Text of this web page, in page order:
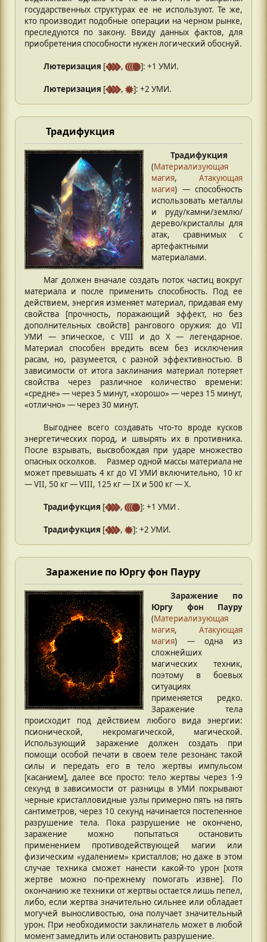
государственных структурах ее не используют. Те же,
кто производит подобные операции на черном рынке,
преследуются по закону. Ввиду данных фактов, для
приобретения способности нужен логический обоснуй.
Лютеризация [ , ]: +1 УМИ.
Лютеризация [ , ]: +2 УМИ.
Традифукция
Традифукция
(Материализующая
магия, Атакующая
магия) — способность
использовать металлы
и руду/камни/землю/
дерево/кристаллы для
атак, сравнимых с
артефактными
материалами.
Маг должен вначале создать поток частиц вокруг
материала и после применить способность. Под ее
действием, энергия изменяет материал, придавая ему
свойства [прочность, поражающий эффект, но без
дополнительных свойств] рангового оружия: до VII
УМИ — эпическое, с VIII и до X — легендарное.
Материал способен вредить всем без исключения
расам, но, разумеется, с разной эффективностью. В
зависимости от итога заклинания материал потеряет
свойства через различное количество времени:
«средне» — через 5 минут, «хорошо» — через 15 минут,
«отлично» — через 30 минут.
Выгоднее всего создавать что-то вроде кусков
энергетических пород, и швырять их в противника.
После взрывать, высвобождая при ударе множество
опасных осколков. ⠀ Размер одной массы материала не
может превышать 4 кг до VI УМИ включительно, 10 кг
— VII, 50 кг — VIII, 125 кг — IX и 500 кг — X.
Традифукция [ , ]: +1 УМИ .
Традифукция [ , ]: +2 УМИ.
Заражение по Юргу фон Пауру
Заражение по
Юргу фон Пауру
(Материализующая
магия, Атакующая
магия) — одна из
сложнейших
магических техник,
поэтому в боевых
ситуациях
применяется редко.
Заражение тела
происходит под действием любого вида энергии:
псионической, некромагической, магической.
Использующий заражение должен создать при
помощи особой печати в своем теле резонанс такой
силы и передать его в тело жертвы импульсом
[касанием], далее все просто: тело жертвы через 1-9
секунд в зависимости от разницы в УМИ покрывают
черные кристалловидные узлы примерно пять на пять
сантиметров, через 10 секунд начинается постепенное
разрушение тела. Пока разрушение не окончено,
заражение можно попытаться остановить
применением противодействующей магии или
физическим «удалением» кристаллов; но даже в этом
случае техника сможет нанести какой-то урон [хотя
жертве можно по-прежнему помогать извне]. По
окончанию же техники от жертвы остается лишь пепел,
либо, если жертва значительно сильнее или обладает
могучей выносливостью, она получает значительный
урон. При необходимости заклинатель может в любой
момент замедлить или остановить разрушение.